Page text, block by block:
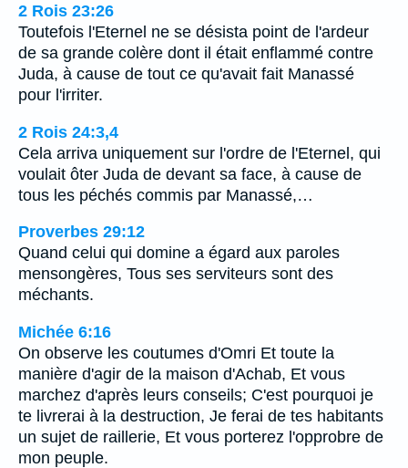
2 Rois 23:26
Toutefois l'Eternel ne se désista point de l'ardeur
de sa grande colère dont il était enflammé contre
Juda, à cause de tout ce qu'avait fait Manassé
pour l'irriter.
2 Rois 24:3,4
Cela arriva uniquement sur l'ordre de l'Eternel, qui
voulait ôter Juda de devant sa face, à cause de
tous les péchés commis par Manassé,…
Proverbes 29:12
Quand celui qui domine a égard aux paroles
mensongères, Tous ses serviteurs sont des
méchants.
Michée 6:16
On observe les coutumes d'Omri Et toute la
manière d'agir de la maison d'Achab, Et vous
marchez d'après leurs conseils; C'est pourquoi je
te livrerai à la destruction, Je ferai de tes habitants
un sujet de raillerie, Et vous porterez l'opprobre de
mon peuple.